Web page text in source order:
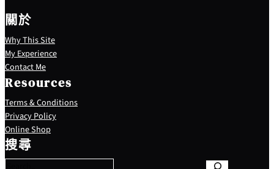
關於
Why This Site
My Experience
Contact Me
Resources
Terms & Conditions
Privacy Policy
Online Shop
搜尋
S
e
a